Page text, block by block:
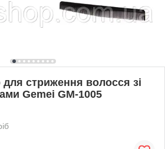
стриження волосся зі
Gemei GM-1005